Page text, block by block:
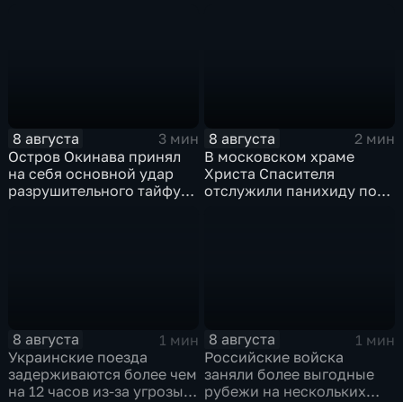
8 августа
3 мин
Остров Окинава принял
на себя основной удар
разрушительного тайфуна
8 августа
2 мин
В московском храме
Христа Спасителя
отслужили панихиду по
8 августа
1 мин
Украинские поезда
задерживаются более чем
на 12 часов из-за угрозы
8 августа
1 мин
Российские войска
заняли более выгодные
рубежи на нескольких